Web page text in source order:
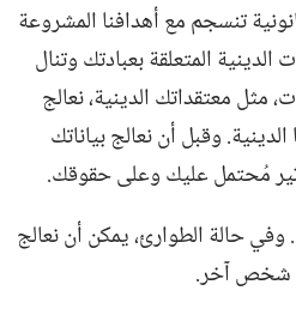
تنسجم مع أهدافنا المشروعة
المتعلقة بعبادتك وتنال
مثل معتقداتك الدينية،‏ نعالج
وقبل أن نعالج بياناتك
مُحتمل عليك وعلى حقوقك.‏
حالة الطوارئ،‏ يمكن أن نعالج
شخص آخر.‏